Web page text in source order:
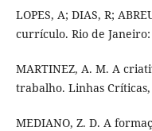
LOPES, A; DIAS, R;
currículo. Rio de
MARTINEZ, A. M. A
trabalho. Linhas Críticas,
MEDIANO, Z. D. A